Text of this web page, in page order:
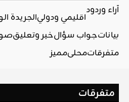
آراء وردود
اقليمي ودوليالجريدة
بياناتجواب سؤالخبر وتعليق
متفرقاتمحليمميز
متفرقات